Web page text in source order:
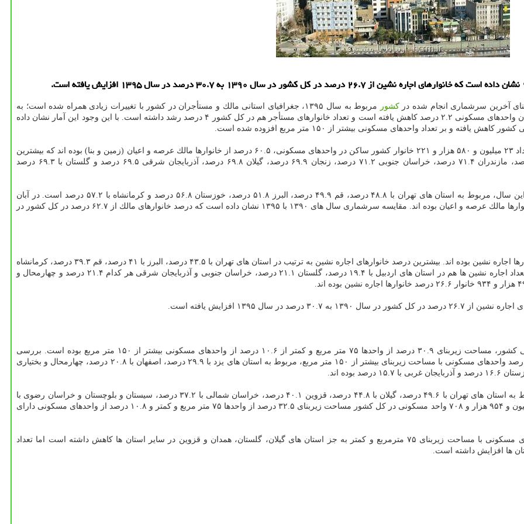
آخرین سرشماری انجام شده دركشور
مربوط به سال ۱۳۹۵، جغرافیای استانی مالك و مستأجران در كشور با تغییرات زیادی همراه شده است؛ به
صورتی كه نسبت به پنج سال قبل یعنی سرشماری سال ۱۳۹۰ سهم مالكان واحدهای مسكونی ۲.۲ درصد كاهش یافته است و تعداد خانوارهای مستأجر هم در كل كشور ۴ درصد رشد داشته است. با این وجود این آمار نشان داده
بر اساس گزارش جدید مركز آمار ایران، در سرشماری سال ۱۳۹۵، از تعداد ۲۳ میلیون و ۵۸۰ هزار و ۲۲۱ خانوار كشور ساكن در واحدهای مسكونی، ۶۰.۵ درصد از خانوارها مالك عرصه و اعیان (زمین و بنا) بوده اند كه بیشترین
درصد مالكیت عرصه و اعیان به ترتیب در استان های اردبیل با ۷۱.۵ درصد، مازندران ۷۱.۴ درصد، خراسان جنوبی ۷۱.۲ درصد، زنجان ۶۹.۹ درصد، گیلان ۶۹.۸ درصد، آذربایجان شرقی ۶۹.۵ درصد و گلستان با ۶۹.۳ درصد
كمترین سهم مالكیت واحدهای مسكونی در بین استان های كشور هم در این سال، مربوط به استان های تهران با ۴۸.۸ درصد، قم ۴۹.۹ درصد، البرز ۵۱.۸ درصد، خوزستان ۵۶.۸ درصد و كرمانشاه با ۵۷.۲ درصد است. در آبان
سال ۱۳۹۰ از تعداد ۲۱ میلیون و ۴۹ هزار و ۹۳۴ خانوار، ۶۲.۷ درصد از خانوارها مالك عرصه و اعیان بوده اند. مقایسه سرشماری سال های ۱۳۹۰ با ۱۳۹۵ نشان داده است كه درصد خانوارهای مالك از ۶۲.۷ درصد در كل كشور در
همچنین بر اساس این آمارها، در سرشماری سال ۱۳۹۵، ۳۰.۷ درصد خانوارها اجاره نشین بوده اند. بیشترین درصد خانوارهای اجاره نشین به ترتیب در استان های تهران با ۴۳.۵ درصد، البرز با ۴۱ درصد، قم ۳۹.۳ درصد، كرمانشاه
۳۵.۲ درصد و خراسان رضوی با ۳۴.۲ درصد تعلق داشته است. كم ترین تعداد اجاره نشین ها هم در استان های اردبیل با ۱۹.۴ درصد، گلستان ۲۱.۱ درصد، خراسان جنوبی و آذربایجان شرقی هر كدام ۲۱.۴ درصد و چهارمحال و
در سرشماری سال ۱۳۹۵، از تعداد ۲۲ میلیون و ۸۳۰ هزار واحد مسكونی كشور، مساحت زیربنای ۳۰.۹ درصد از واحدها ۷۵ متر مربع و كمتر از ۱۰.۶ درصد از واحدهای مسكونی بیشتر از ۱۵۰ متر مربع بوده است. بررسی
مساحت زیربنای واحدهای مسكونی در استان ها نشان می دهد، بیشترین درصد واحدهای مسكونی با مساحت زیربنای بیشتر از ۱۵۰ متر مربع، مربوط به استان های یزد با ۲۹.۹ درصد، اصفهان با ۲۰.۸ درصد، چهارمحال و بختیاری
بیشترین واحدهای مسكونی با مساحت زیربنای ۷۵ متر مربع و كمتر مربوط به استان های تهران با ۴۹.۶ درصد، گیلان با ۴۴.۸ درصد، قزوین ۴۰.۱ درصد، خراسان شمالی با ۳۷.۲ درصد، سیستان و بلوچستان و خراسان رضوی با
۳۶.۹ درصد و كرمان با ۳۶.۷ درصد بوده اند. در آبان ۱۳۹۰، از تعداد ۱۹ میلیون و ۹۵۴ هزار و ۷۰۸ واحد مسكونی در كل كشور مساحت زیربنای ۳۲.۵ درصد از واحدها ۷۵ متر مربع و كمتر و ۱۰.۸ درصد از واحدهای مسكونی دارای
مقایسه دو سرشماری سال های ۹۰ با ۹۵ نشان داده است تعداد واحدهای مسكونی با مساحت زیربنای ۷۵ مترمربع و كمتر به جز استان های گیلان، گلستان، همدان و قزوین در سایر استان ها كاهش داشته است اما تعداد